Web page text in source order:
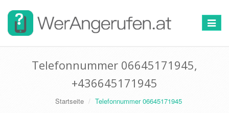
Toggle
Telefonnummer 06645171945,
+436645171945
Startseite Telefonnummer 06645171945